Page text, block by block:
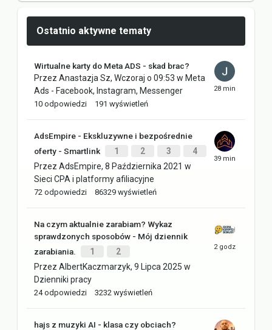
Ostatnio aktywne tematy
Wirtualne karty do Meta ADS - skad brac?
Przez Anastazja Sz, Wczoraj o 09:53 w Meta
Ads - Facebook, Instagram, Messenger
10 odpowiedzi 191 wyświetleń
AdsEmpire - Ekskluzywne i bezpośrednie
oferty - Smartlink
1 2 3
4
Przez AdsEmpire, 8 Października 2021 w
Sieci CPA i platformy afiliacyjne
72 odpowiedzi 86329 wyświetleń
Na czym aktualnie zarabiam? Wykaz
sprawdzonych sposobów - Mój dziennik
zarabiania.
1
2
Przez AlbertKaczmarzyk, 9 Lipca 2025 w
Dzienniki pracy
24 odpowiedzi 3232 wyświetleń
hajs z muzyki AI - klasa czy obciach?